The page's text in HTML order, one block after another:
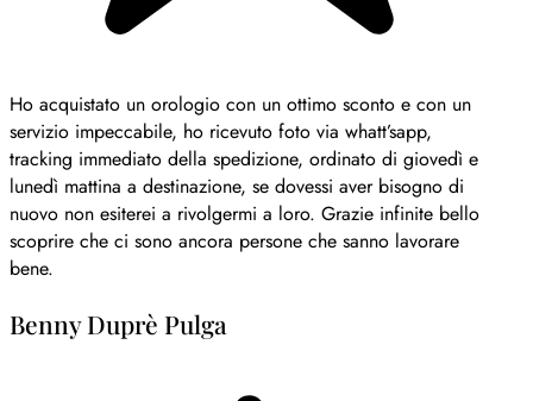
Ho acquistato un orologio con un ottimo sconto e con un
servizio impeccabile, ho ricevuto foto via whatt’sapp,
tracking immediato della spedizione, ordinato di giovedì e
lunedì mattina a destinazione, se dovessi aver bisogno di
nuovo non esiterei a rivolgermi a loro. Grazie infinite bello
scoprire che ci sono ancora persone che sanno lavorare
bene.
Benny Duprè Pulga